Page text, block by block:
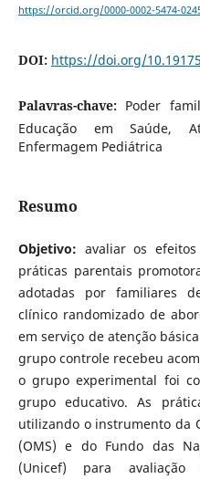
https://orcid.org/0000-0002-5474-
DOI: https://doi.org/
Palavras-chave: Poder
Educação em Saúde,
Enfermagem Pediátrica
Resumo
Objetivo: avaliar os
práticas parentais
adotadas por familiares
clínico randomizado de
em serviço de atenção
grupo controle recebeu
o grupo experimental foi
grupo educativo. As
utilizando o instrumento da
(OMS) e do Fundo das
(Unicef) para